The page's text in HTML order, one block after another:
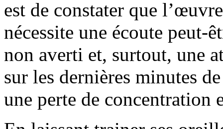
est de constater que
nécessite une écoute peut-
non averti et, surtout, une
sur les dernières minutes
une perte de concentration